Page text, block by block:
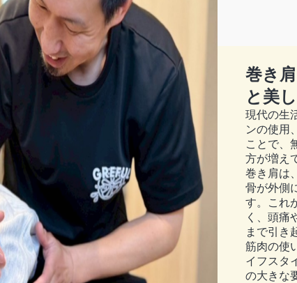
巻き
と美
現代の生
ンの使用
ことで、
方が増え
巻き肩は
骨が外側
す。これ
く、頭痛
まで引き
筋肉の使
イフスタ
の大きな